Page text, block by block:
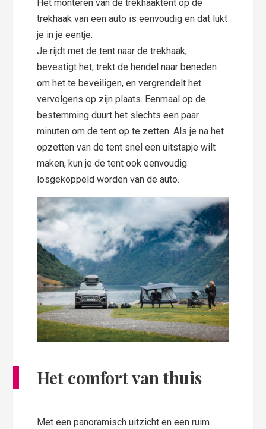
Het monteren van de trekhaaktent op de
trekhaak van een auto is eenvoudig en dat lukt
je in je eentje.
Je rijdt met de tent naar de trekhaak,
bevestigt het, trekt de hendel naar beneden
om het te beveiligen, en vergrendelt het
vervolgens op zijn plaats. Eenmaal op de
bestemming duurt het slechts een paar
minuten om de tent op te zetten. Als je na het
opzetten van de tent snel een uitstapje wilt
maken, kun je de tent ook eenvoudig
losgekoppeld worden van de auto.
Het comfort van thuis
Met een panoramisch uitzicht en een ruim